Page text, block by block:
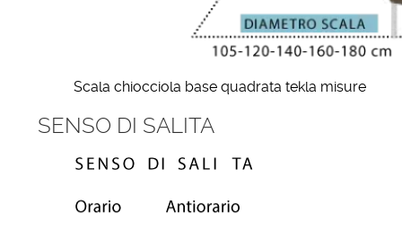
Scala chiocciola base quadrata tekla misure
SENSO DI SALITA